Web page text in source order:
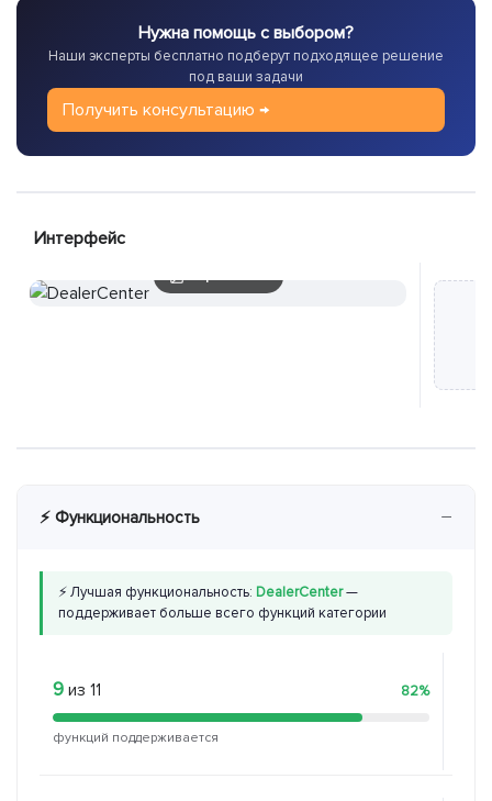
Нужна помощь с выбором?
Наши эксперты бесплатно подберут подходящее решение
под ваши задачи
Получить консультацию →
Интерфейс
⚡ Функциональность −
⚡ Лучшая функциональность: DealerCenter—
поддерживает больше всего функций категории
9 из 11 82%
функций поддерживается